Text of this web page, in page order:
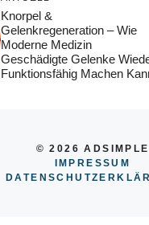
Knorpel &
Gelenkregeneration – Wie
Moderne Medizin
Geschädigte Gelenke
Funktionsfähig Machen
© 2026 ADSIMPLE
IMPRESSUM